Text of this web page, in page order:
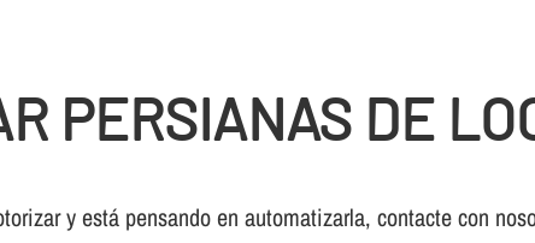
PERSIANAS DE
y está pensando en automatizarla, contacte con